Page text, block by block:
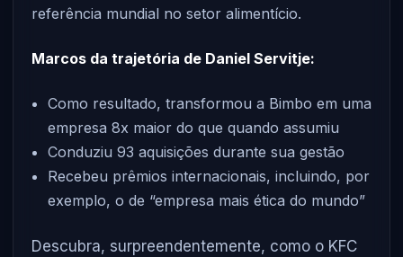
referência mundial no setor alimentício.
Marcos da trajetória de Daniel Servitje:
Como resultado, transformou a Bimbo em uma
empresa 8x maior do que quando assumiu
Conduziu 93 aquisições durante sua gestão
Recebeu prêmios internacionais, incluindo, por
exemplo, o de “empresa mais ética do mundo”
Descubra, surpreendentemente, como o KFC